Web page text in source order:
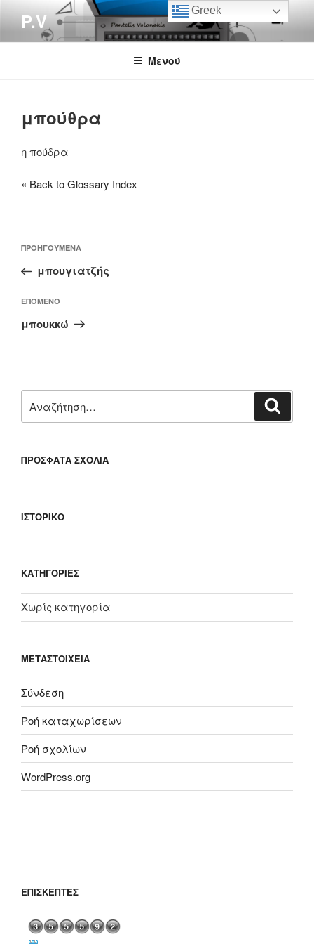
περιεχόμενο
P.V
Μενού
μπούθρα
η πούδρα
« Back to Glossary Index
άρθρων
Προηγούμενο
άρθρο
ΠΡΟΗΓΟΎΜΕΝΑ
μπουγιατζής
Επόμενο
άρθρο
ΕΠΌΜΕΝΟ
μπουκκώ
για:
ΠΡΌΣΦΑΤΑ ΣΧΌΛΙΑ
ΙΣΤΟΡΙΚΌ
KΑΤΗΓΟΡΊΕΣ
Χωρίς κατηγορία
ΜΕΤΑΣΤΟΙΧΕΊΑ
Σύνδεση
Ροή καταχωρίσεων
Ροή σχολίων
WordPress.org
ΕΠΙΣΚΈΠΤΕΣ
Greek